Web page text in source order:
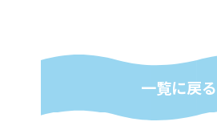
一覧に戻る